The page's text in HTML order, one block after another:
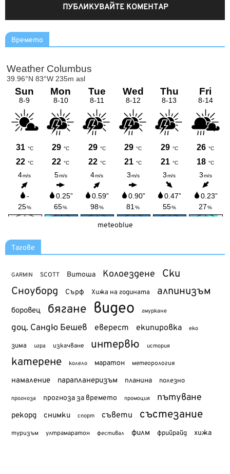
Времето
meteoblue
Тагове
GARMIN SCOTT Витоша Колоездене Ски
Сноуборд Сърф Хижа на годината алпинизъм
боровец бягане видео гмуркане
доц. Сандю Бешев еверест екипировка еко
зима игра изкачване интервю история
катерене колело маратон метеорология
намаление парапланеризъм планина полезно
прогноза прогноза за времето промоция пътуване
рекорд снимки спорт съвети състезание
туризъм ултрамаратон фестивал филм фрийрайд хижа